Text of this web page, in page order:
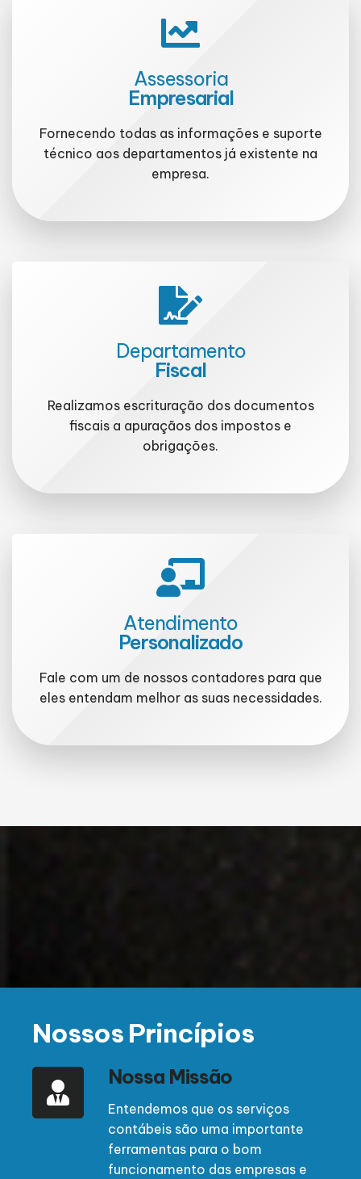
Assessoria
Empresarial
Fornecendo todas as informações e suporte
técnico aos departamentos já existente na
empresa.
Departamento
Fiscal
Realizamos escrituração dos documentos
fiscais a apuraçãos dos impostos e
obrigações.
Atendimento
Personalizado
Fale com um de nossos contadores para que
eles entendam melhor as suas necessidades.
Nossos Princípios
Nossa Missão
Entendemos que os serviços
contábeis são uma importante
ferramentas para o bom
funcionamento das empresas e